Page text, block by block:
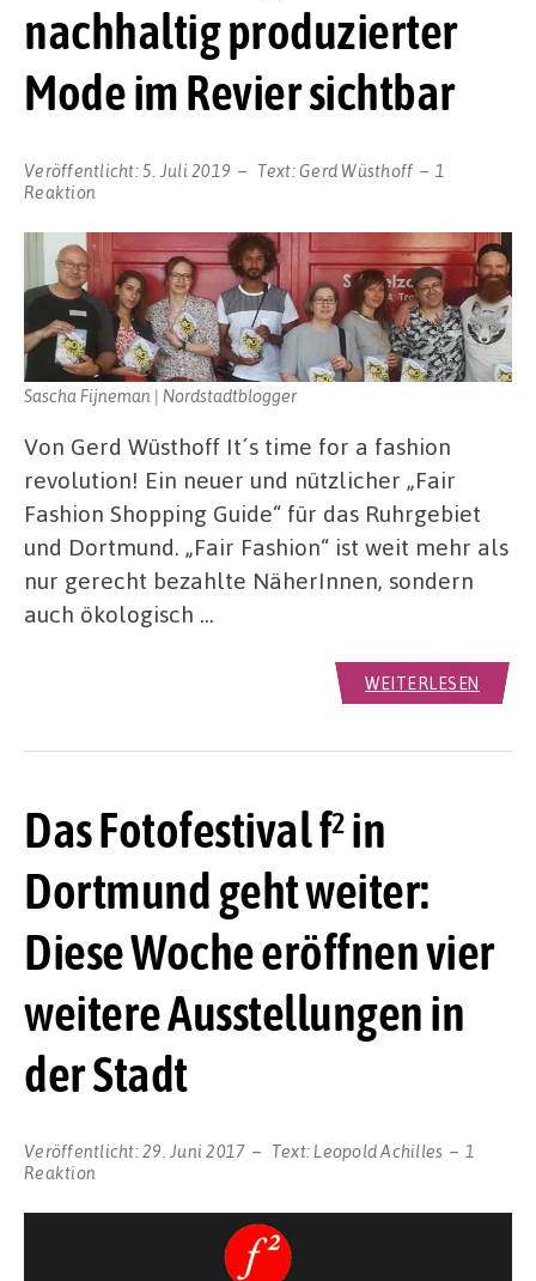
nachhaltig produzierter
Mode im Revier sichtbar
Veröffentlicht: 5. Juli 2019 Text:Gerd Wüsthoff
1
Reaktion
Sascha Fijneman | Nordstadtblogger
Von Gerd Wüsthoff It´s time for a fashion
revolution! Ein neuer und nützlicher „Fair
Fashion Shopping Guide“ für das Ruhrgebiet
und Dortmund. „Fair Fashion“ ist weit mehr als
nur gerecht bezahlte NäherInnen, sondern
auch ökologisch …
WEITERLESEN
Das Fotofestival f² in
Dortmund geht weiter:
Diese Woche eröffnen vier
weitere Ausstellungen in
der Stadt
Veröffentlicht:29. Juni 2017 Text:Leopold Achilles
1
Reaktion